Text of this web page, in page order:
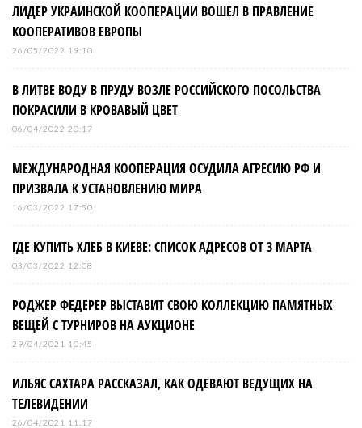
ЛИДЕР УКРАИНСКОЙ КООПЕРАЦИИ ВОШЕЛ В ПРАВЛЕНИЕ
КООПЕРАТИВОВ ЕВРОПЫ
26/05/2022 19:10
В ЛИТВЕ ВОДУ В ПРУДУ ВОЗЛЕ РОССИЙСКОГО ПОСОЛЬСТВА
ПОКРАСИЛИ В КРОВАВЫЙ ЦВЕТ
06/04/2022 20:17
МЕЖДУНАРОДНАЯ КООПЕРАЦИЯ ОСУДИЛА АГРЕСИЮ РФ И
ПРИЗВАЛА К УСТАНОВЛЕНИЮ МИРА
16/03/2022 17:50
ГДЕ КУПИТЬ ХЛЕБ В КИЕВЕ: СПИСОК АДРЕСОВ ОТ 3 МАРТА
03/03/2022 12:08
РОДЖЕР ФЕДЕРЕР ВЫСТАВИТ СВОЮ КОЛЛЕКЦИЮ ПАМЯТНЫХ
ВЕЩЕЙ С ТУРНИРОВ НА АУКЦИОНЕ
29/04/2021 10:45
ИЛЬЯС САХТАРА РАССКАЗАЛ, КАК ОДЕВАЮТ ВЕДУЩИХ НА
ТЕЛЕВИДЕНИИ
26/04/2021 11:17